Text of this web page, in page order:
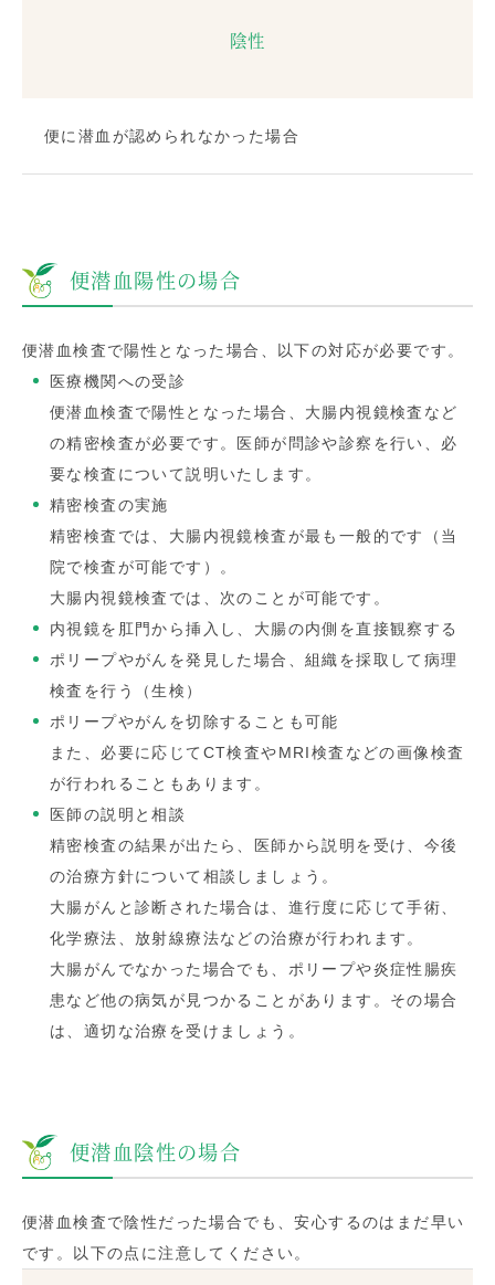
陰性
便に潜血が認められなかった場合
便潜血陽性の場合
便潜血検査で陽性となった場合、以下の対応が必要です。
医療機関への受診
便潜血検査で陽性となった場合、大腸内視鏡検査など
の精密検査が必要です。医師が問診や診察を行い、必
要な検査について説明いたします。
精密検査の実施
精密検査では、大腸内視鏡検査が最も一般的です（当
院で検査が可能です）。
大腸内視鏡検査では、次のことが可能です。
内視鏡を肛門から挿入し、大腸の内側を直接観察する
ポリープやがんを発見した場合、組織を採取して病理
検査を行う（生検）
ポリープやがんを切除することも可能
また、必要に応じてCT検査やMRI検査などの画像検査
が行われることもあります。
医師の説明と相談
精密検査の結果が出たら、医師から説明を受け、今後
の治療方針について相談しましょう。
大腸がんと診断された場合は、進行度に応じて手術、
化学療法、放射線療法などの治療が行われます。
大腸がんでなかった場合でも、ポリープや炎症性腸疾
患など他の病気が見つかることがあります。その場合
は、適切な治療を受けましょう。
便潜血陰性の場合
便潜血検査で陰性だった場合でも、安心するのはまだ早い
です。以下の点に注意してください。